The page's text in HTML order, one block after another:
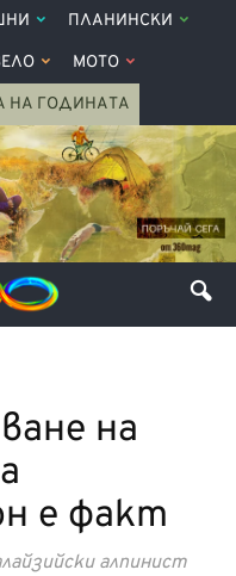
ПЛАНИНСКИ
МОТО
НА ГОДИНАТА
на
е факт
алпинист